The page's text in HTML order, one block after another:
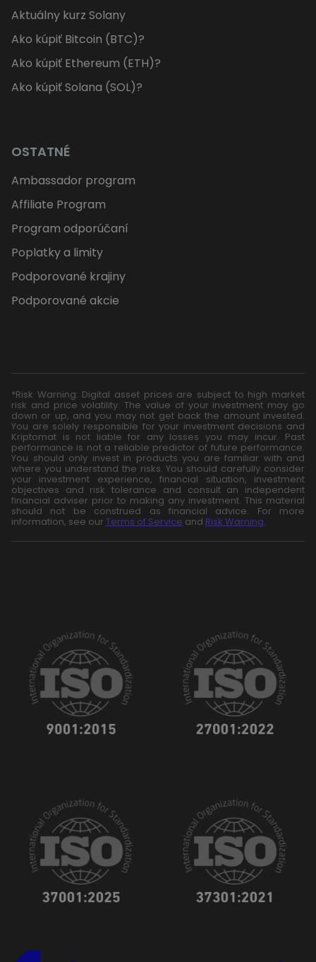
Aktuálny kurz Solany
Ako kúpiť Bitcoin (BTC)?
Ako kúpiť Ethereum (ETH)?
Ako kúpiť Solana (SOL)?
OSTATNÉ
Ambassador program
Affiliate Program
Program odporúčaní
Poplatky a limity
Podporované krajiny
Podporované akcie
*Risk Warning: Digital asset prices are subject to high market
risk and price volatility. The value of your investment may go
down or up, and you may not get back the amount invested.
You are solely responsible for your investment decisions and
Kriptomat is not liable for any losses you may incur. Past
performance is not a reliable predictor of future performance.
You should only invest in products you are familiar with and
where you understand the risks. You should carefully consider
your investment experience, financial situation, investment
objectives and risk tolerance and consult an independent
financial adviser prior to making any investment. This material
should not be construed as financial advice. For more
information, see our Terms of Service and Risk Warning.